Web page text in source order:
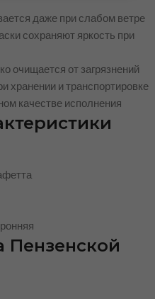
даже при слабом ветре
сохраняют яркость при
очищается от загрязнений
хранении и транспортировке
качестве исполнения
Пензенской